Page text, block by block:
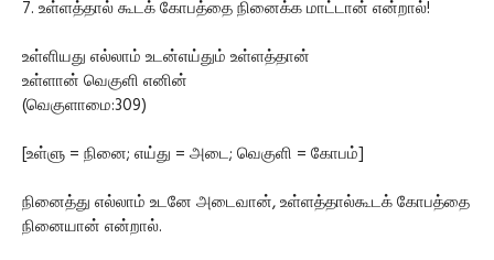
7. உள்ளத்தால் கூடக் கோபத்தை நினைக்க மாட்டான் என்றால்!
உள்ளியது எல்லாம் உடன்எய்தும் உள்ளத்தான்
உள்ளான் வெகுளி எனின்
(வெகுளாமை:309)
[உள்ளு = நினை; எய்து = அடை; வெகுளி = கோபம்]
நினைத்து எல்லாம் உடனே அடைவான், உள்ளத்தால்கூடக் கோபத்தை
நினையான் என்றால்.